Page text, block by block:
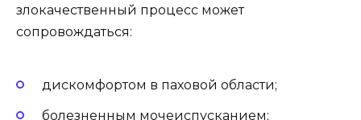
злокачественный процесс может
сопровождаться:
дискомфортом в паховой области;
болезненным мочеиспусканием;